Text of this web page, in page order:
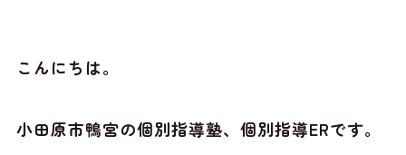
こんにちは。
小田原市鴨宮の個別指導塾、個別指導ERです。